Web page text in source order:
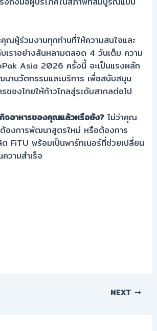
ผู้ร่วมงานทุกท่านที่ให้ความสนใจและ
เราอย่างล้นหลามตลอด 4 วันเต็ม ความ
Asia 2026 ครั้งนี้ จะเป็นแรงผลัก
นานวัตกรรมและบริการ เพื่อสนับสนุน
ของไทยให้ก้าวไกลสู่ระดับสากลต่อไป
จอาหารของคุณแล้วหรือยัง?ไม่ว่าคุณ
องการพัฒนาสูตรใหม่ หรือต้องการ
FiTU พร้อมเป็นพาร์ทเนอร์ที่ช่วยเปลี่ยน
วามสำเร็จ
NEXT